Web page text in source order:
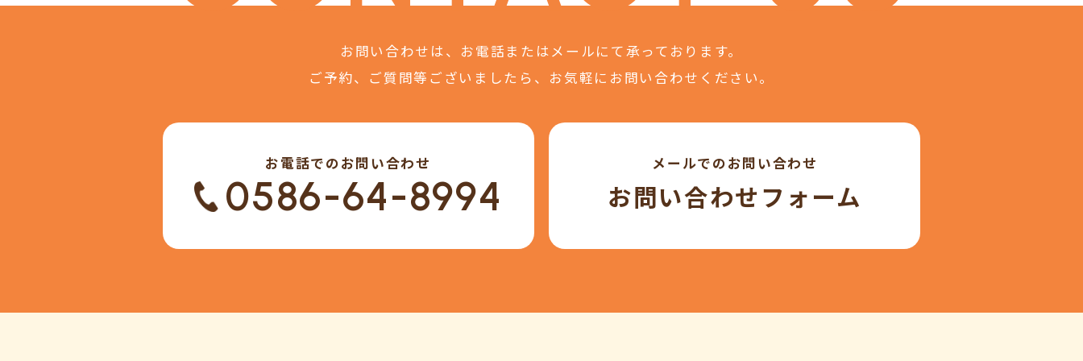
お問い合わせは、 お電話またはメールにて承っております。
ご予約、ご質問等ございましたら、 お気軽にお問い合わせください。
お電話でのお問い合わせ
0586-64-8994
メールでのお問い合わせ
お問い合わせフォーム